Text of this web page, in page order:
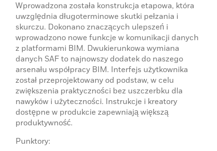
Wprowadzona została konstrukcja etapowa, która
uwzględnia długoterminowe skutki pełzania i
skurczu. Dokonano znaczących ulepszeń i
wprowadzono nowe funkcje w komunikacji danych
z platformami BIM. Dwukierunkowa wymiana
danych SAF to najnowszy dodatek do naszego
arsenału współpracy BIM. Interfejs użytkownika
został przeprojektowany od podstaw, w celu
zwiększenia praktyczności bez uszczerbku dla
nawyków i użyteczności. Instrukcje i kreatory
dostępne w produkcie zapewniają większą
produktywność.
Punktory: